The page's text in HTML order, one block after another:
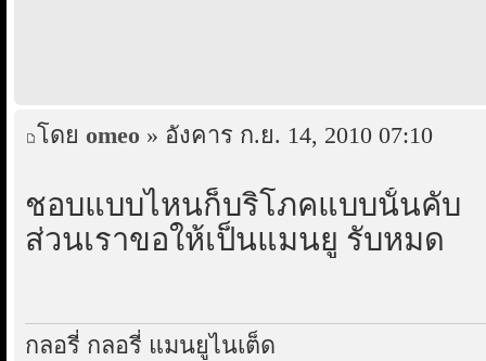
โดย omeo » อังคาร ก.ย. 14, 2010 07:10
ชอบแบบไหนก็บริโภคแบบนั้นคับ
ส่วนเราขอให้เป็นแมนยู รับหมด
กลอรี่ กลอรี่ แมนยูไนเต็ด